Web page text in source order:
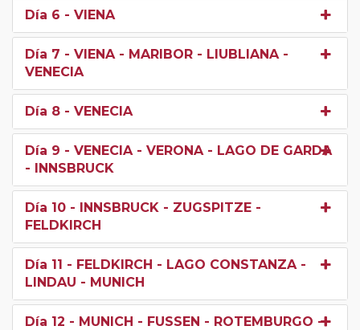
Día 6 - VIENA
Día 7 - VIENA - MARIBOR - LIUBLIANA -
VENECIA
Día 8 - VENECIA
Día 9 - VENECIA - VERONA - LAGO DE GARDA
- INNSBRUCK
Día 10 - INNSBRUCK - ZUGSPITZE -
FELDKIRCH
Día 11 - FELDKIRCH - LAGO CONSTANZA -
LINDAU - MUNICH
Día 12 - MUNICH - FUSSEN - ROTEMBURGO -